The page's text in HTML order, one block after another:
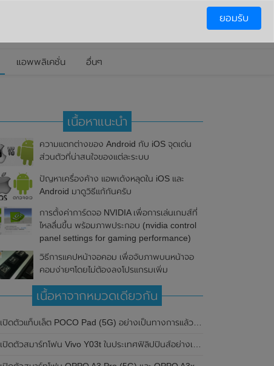
แอพพลิเคชั่น อื่นๆ
เนื้อหาแนะนำ
ความแตกต่างของ Android กับ iOS จุดเด่น
ส่วนตัวที่น่าสนใจของแต่ละระบบ
ปัญหาเครื่องค้าง แอพเด้งหลุดใน iOS และ
Android มาดูวิธีแก้กันครับ
การตั้งค่าการ์ดจอ NVIDIA เพื่อการเล่นเกมส์ที่
ไหลลื่นขึ้น พร้อมภาพประกอบ (nvidia control
panel settings for gaming performance)
วิธีการแคปหน้าจอคอม เพื่อจับภาพบนหน้าจอ
คอมง่ายๆโดยไม่ต้องลงโปรแกรมเพิ่ม
เนื้อหาจากหมวดเดียวกัน
เปิดตัวแท็บเล็ต POCO Pad (5G) อย่างเป็นทางการแล้วในประเทศอินเดีย มาพร้อมชิปเซ็ต Snapdragon 7s Gen 2 ของ Qualcomm และรองรับเครือข่าย 5G
เปิดตัวสมาร์ทโฟน Vivo Y03t ในประเทศฟิลิปปินส์อย่างเป็นทางการแล้ว มาพร้อมชิปเซ็ต Unisoc T612 , กล้องหลัง ความละเอียด 13MP , แบตเตอรี่ 5,000mAh และหน้าจอแสดงผล LCD / 90Hz
ยอมรับ